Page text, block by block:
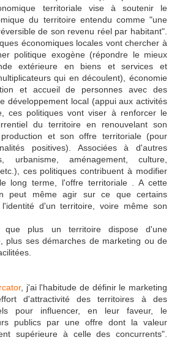
territoriale vise à soutenir le
du territoire entendu comme "une
de son revenu réel par habitant".
économiques locales vont chercher à
politique exogène (répondre le mieux
extérieure en biens et services et
qui en découlent), économie
et accueil de personnes avec des
développement local (appui aux activités
ces politiques vont viser à renforcer le
du territoire en renouvelant son
et son offre territoriale (pour
positives). Associées à d'autres
urbanisme, aménagement, culture,
ces politiques contribuent à modifier
long terme, l'offre territoriale . A cette
peut même agir sur ce que certains
l'identité d'un territoire, voire même son
que plus un territoire dispose d'une
plus ses démarches de marketing ou de
, j'ai l'habitude de définir le marketing
d'attractivité des territoires à des
pour influencer, en leur faveur, le
publics par une offre dont la valeur
supérieure à celle des concurrents".